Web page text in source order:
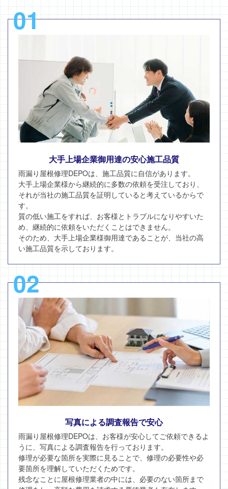
01
大手上場企業御用達の安心施工品質
雨漏り屋根修理DEPOは、施工品質に自信があります。
大手上場企業様から継続的に多数の依頼を受注しており、
それが当社の施工品質を証明していると考えているからで
す。
質の低い施工をすれば、お客様とトラブルになりやすいた
め、継続的に依頼をいただくことはできません。
そのため、大手上場企業様御用達であることが、当社の高
い施工品質を示しております。
02
写真による調査報告で安心
雨漏り屋根修理DEPOは、お客様が安心してご依頼できるよ
うに、写真による調査報告を行っております。
修理が必要な箇所を実際に見ることで、修理の必要性や必
要箇所を理解していただくためです。
残念なことに屋根修理業者の中には、必要のない箇所まで